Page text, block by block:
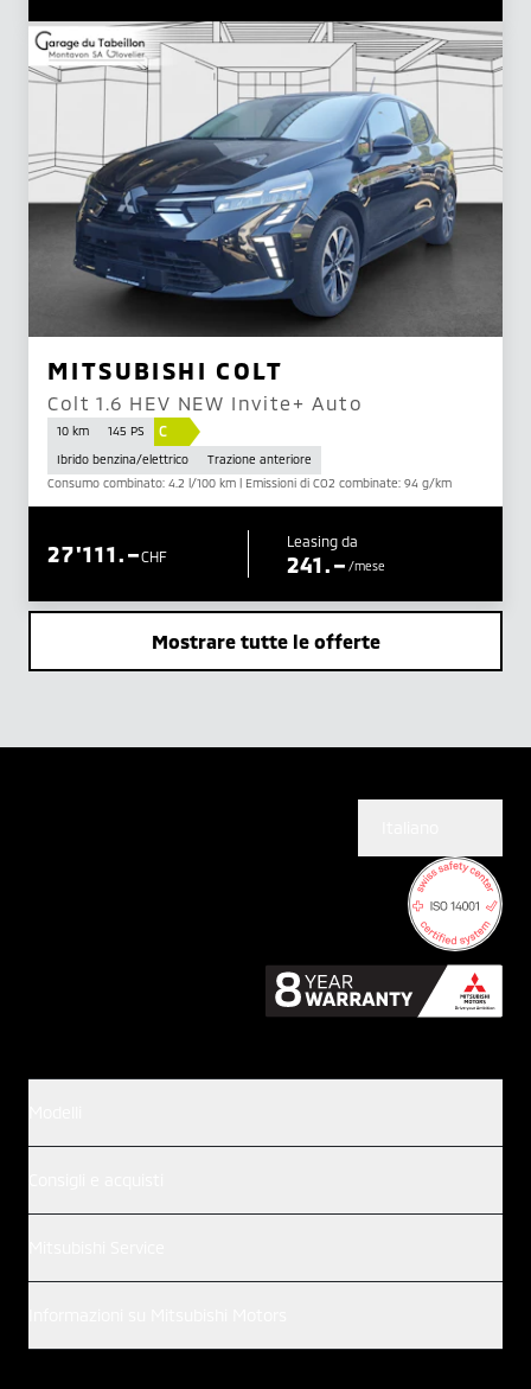
MITSUBISHI COLT
Colt 1.6 HEV NEW Invite+ Auto
10 km 145 PS C
Ibrido benzina/elettrico
Trazione anteriore
Consumo combinato: 4.2 l/100 km | Emissioni di CO2 combinate: 94 g/km
CHF
27'111.– Leasing da
241.– /mese
Mostrare tutte le offerte